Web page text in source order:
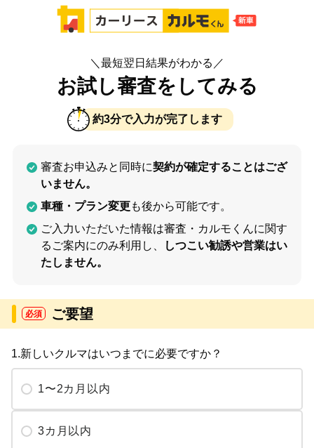
＼最短翌日結果がわかる／
お試し審査をしてみる
約3分で入力が完了します
審査お申込みと同時に契約が確定することはござ
いません。
車種・プラン変更も後から可能です。
ご入力いただいた情報は審査・カルモくんに関す
るご案内にのみ利用し、
しつこい勧誘や営業はい
たしません。
必須 ご要望
1.新しいクルマはいつまでに必要ですか？
1〜2カ月以内
3カ月以内